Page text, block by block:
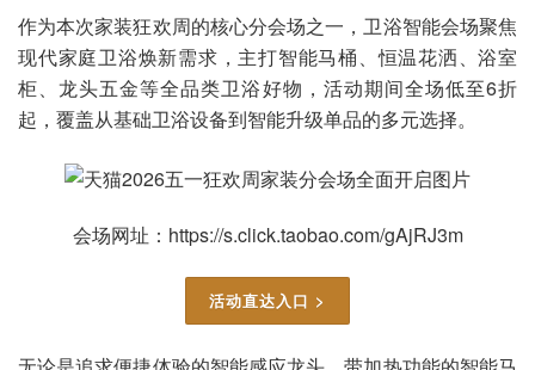
作为本次家装狂欢周的核心分会场之一，卫浴智能会场聚焦
现代家庭卫浴焕新需求，主打智能马桶、恒温花洒、浴室
柜、龙头五金等全品类卫浴好物，活动期间全场低至6折
起，覆盖从基础卫浴设备到智能升级单品的多元选择。
会场网址：https://s.click.taobao.com/gAjRJ3m
活动直达入口 >